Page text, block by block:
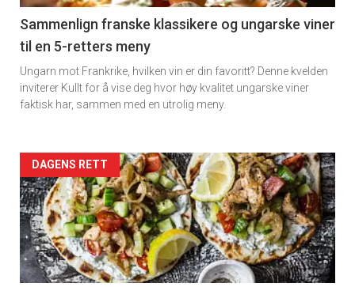
5
Sammenlign franske klassikere og ungarske viner
til en 5-retters meny
Ungarn mot Frankrike, hvilken vin er din favoritt? Denne kvelden
inviterer Kullt for å vise deg hvor høy kvalitet ungarske viner
faktisk har, sammen med en utrolig meny.
Forsiden
akkurat
nå
-
DAGENS RETT